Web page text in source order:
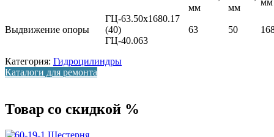
мм
мм
Выдвижение опоры
ГЦ-63.50х1680.17
(40)
ГЦ-40.063
63 50
Категория: Гидроцилиндры
Каталоги для ремонта
Товар со скидкой %